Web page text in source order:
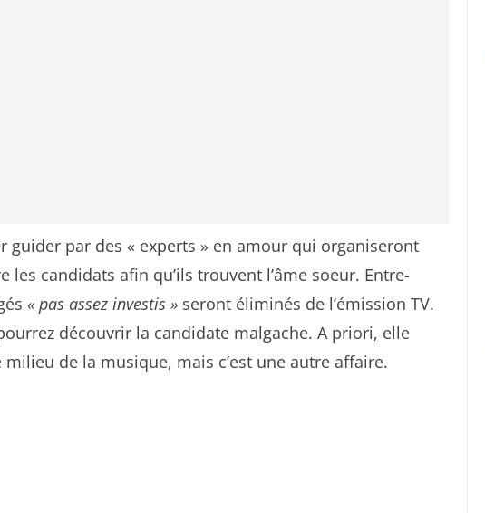
guider par des « experts » en amour qui organiseront
les candidats afin qu’ils trouvent l’âme soeur. Entre-
« pas assez investis » seront éliminés de l’émission TV.
découvrir la candidate malgache. A priori, elle
de la musique, mais c’est une autre affaire.